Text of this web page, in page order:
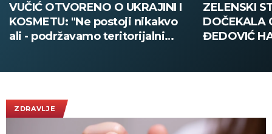
VUČIĆ OTVORENO O UKRAJINI I
KOSMETU: "Ne postoji nikakvo
ali - podržavamo teritorijalni
ZELENSKI
DOČEKALA
ĐEDOVIĆ
ZDRAVLJE